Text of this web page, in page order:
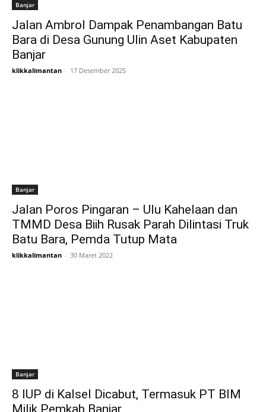
Banjar
Jalan Ambrol Dampak Penambangan Batu
Bara di Desa Gunung Ulin Aset Kabupaten
Banjar
klikkalimantan - 17 Desember 2025
Banjar
Jalan Poros Pingaran – Ulu Kahelaan dan
TMMD Desa Biih Rusak Parah Dilintasi Truk
Batu Bara, Pemda Tutup Mata
klikkalimantan - 30 Maret 2022
Banjar
8 IUP di Kalsel Dicabut, Termasuk PT BIM
Milik Pemkab Banjar